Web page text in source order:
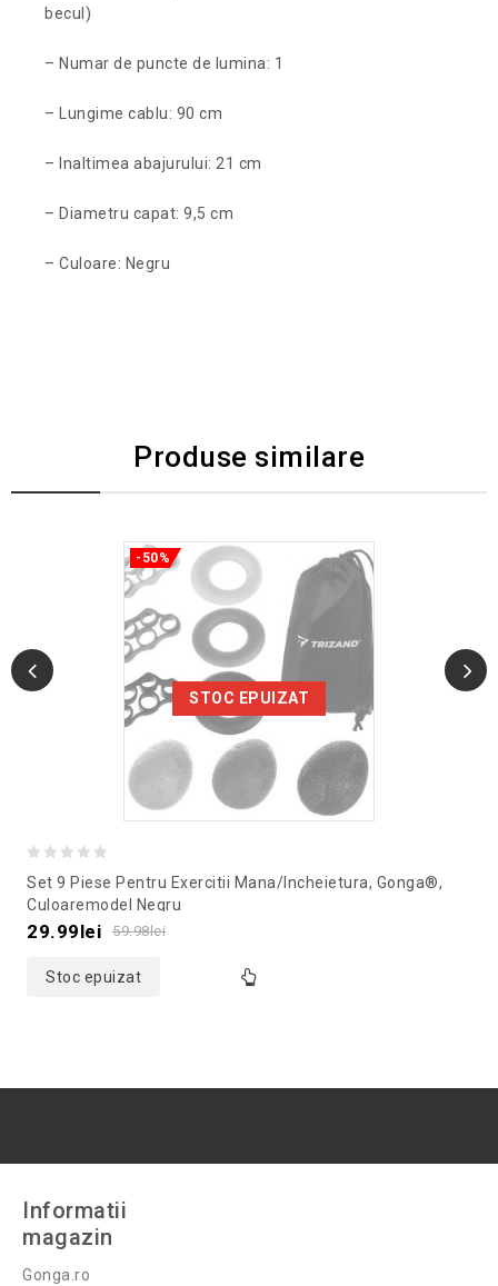
becul)
– Numar de puncte de lumina: 1
– Lungime cablu: 90 cm
– Inaltimea abajurului: 21 cm
– Diametru capat: 9,5 cm
– Culoare: Negru
Produse similare
STOC EPUIZAT
-50%
out
of
Set 9 Piese Pentru Exercitii Mana/incheietura, Gonga®,
Culoaremodel Negru
59.98lei
29.99lei
Stoc epuizat
Informatii
magazin
Gonga.ro